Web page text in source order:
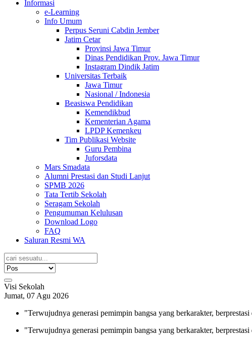
Informasi
e-Learning
Info Umum
Perpus Seruni Cabdin Jember
Jatim Cetar
Provinsi Jawa Timur
Dinas Pendidikan Prov. Jawa Timur
Instagram Dindik Jatim
Universitas Terbaik
Jawa Timur
Nasional / Indonesia
Beasiswa Pendidikan
Kemendikbud
Kementerian Agama
LPDP Kemenkeu
Tim Publikasi Website
Guru Pembina
Juforsdata
Mars Smadata
Alumni Prestasi dan Studi Lanjut
SPMB 2026
Tata Tertib Sekolah
Seragam Sekolah
Pengumuman Kelulusan
Download Logo
FAQ
Saluran Resmi WA
Visi Sekolah
Jumat, 07 Agu 2026
"Terwujudnya generasi pemimpin bangsa yang berkarakter,
"Terwujudnya generasi pemimpin bangsa yang berkarakter,